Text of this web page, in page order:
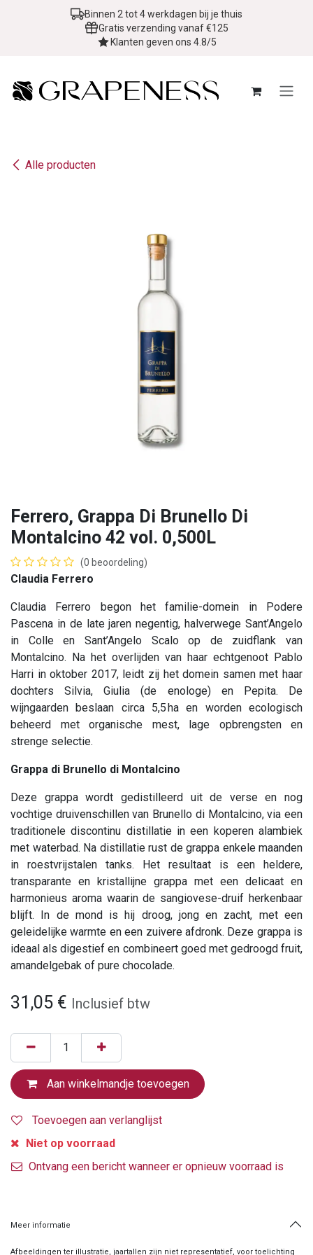
Overslaan naar inhoudBinnen 2 tot 4 werkdagen bij je thuis
Gratis verzending vanaf €125
Klanten geven ons 4.8/5
Alle producten
Ferrero, Grappa Di Brunello Di
Montalcino 42 vol. 0,500L
(0 beoordeling)
Claudia Ferrero
Claudia Ferrero begon het familie-domein in Podere
Pascena in de late jaren negentig, halverwege Sant’Angelo
in Colle en Sant’Angelo Scalo op de zuidflank van
Montalcino. Na het overlijden van haar echtgenoot Pablo
Harri in oktober 2017, leidt zij het domein samen met haar
dochters Silvia, Giulia (de enologe) en Pepita. De
wijngaarden beslaan circa 5,5 ha en worden ecologisch
beheerd met organische mest, lage opbrengsten en
strenge selectie.
Grappa di Brunello di Montalcino
Deze grappa wordt gedistilleerd uit de verse en nog
vochtige druivenschillen van Brunello di Montalcino, via een
traditionele discontinu distillatie in een koperen alambiek
met waterbad. Na distillatie rust de grappa enkele maanden
in roestvrijstalen tanks. Het resultaat is een heldere,
transparante en kristallijne grappa met een delicaat en
harmonieus aroma waarin de sangiovese-druif herkenbaar
blijft. In de mond is hij droog, jong en zacht, met een
geleidelijke warmte en een zuivere afdronk. Deze grappa is
ideaal als digestief en combineert goed met gedroogd fruit,
amandelgebak of pure chocolade.
31,05 € Inclusief btw
Aan winkelmandje toevoegen
Toevoegen aan verlanglijst
Niet op voorraad
Ontvang een bericht wanneer er opnieuw voorraad is
Meer informatie
Afbeeldingen ter illustratie, jaartallen zijn niet representatief, voor toelichting